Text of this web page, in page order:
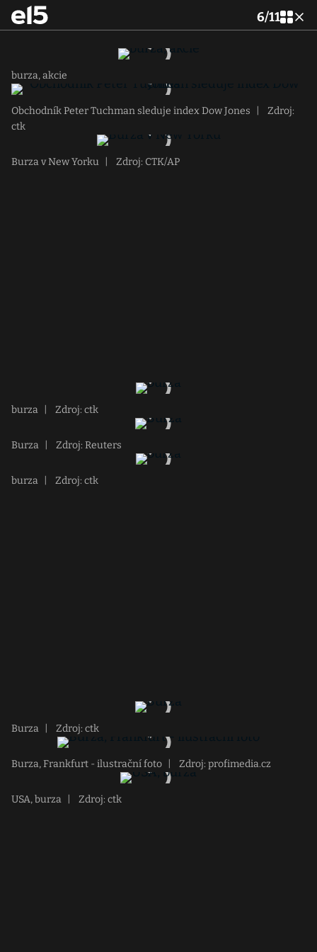
6/11
burza, akcie
Obchodník Peter Tuchman sleduje index Dow Jones
Zdroj:
ctk
Burza v New Yorku Zdroj: CTK/AP
burza Zdroj: ctk
Burza Zdroj: Reuters
burza Zdroj: ctk
Burza Zdroj: ctk
Burza, Frankfurt - ilustrační foto Zdroj: profimedia.cz
USA, burza Zdroj: ctk